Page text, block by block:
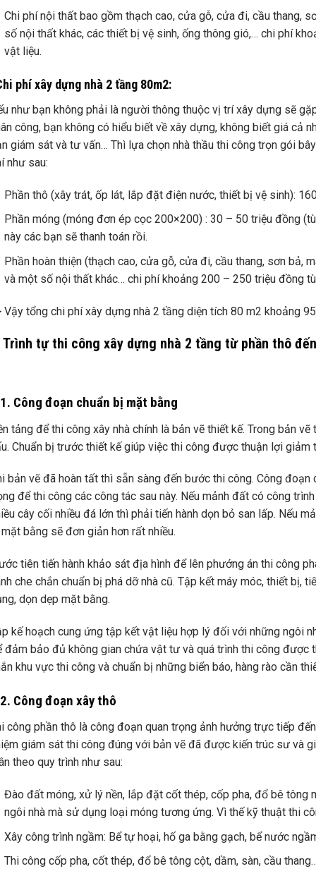
Chi phí nội thất bao gồm thạch cao, cửa gỗ, cửa đi, cầu thang,
số nội thất khác, các thiết bị vệ sinh, ống thông gió,… chi phí
vật liệu.
phí xây dựng nhà 2 tầng 80m2:
như bạn không phải là người thông thuộc vị trí xây dựng sẽ
công, bạn không có hiểu biết về xây dựng, không biết giá cả
giám sát và tư vấn… Thì lựa chọn nhà thầu thi công trọn gói
như sau:
Phần thô (xây trát, ốp lát, lắp đặt điện nước, thiết bị vệ sinh):
Phần móng (móng đơn ép cọc 200×200) : 30 – 50 triệu đồng
này các bạn sẽ thanh toán rồi.
Phần hoàn thiện (thạch cao, cửa gỗ, cửa đi, cầu thang, sơn bả,
và một số nội thất khác… chi phí khoảng 200 – 250 triệu đồng
Vậy tổng chi phí xây dựng nhà 2 tầng diện tích 80 m2 khoảng
Trình tự thi công xây dựng nhà 2 tầng từ phần thô
Công đoạn chuẩn bị mặt bằng
tảng để thi công xây nhà chính là bản vẽ thiết kế. Trong bản
Chuẩn bị trước thiết kế giúp việc thi công được thuận lợi
bản vẽ đã hoàn tất thì sẵn sàng đến bước thi công. Công
để thi công các công tác sau này. Nếu mảnh đất có công
cây cối nhiều đá lớn thì phải tiến hành dọn bỏ san lấp. Nếu
bằng sẽ đơn giản hơn rất nhiều.
tiên tiến hành khảo sát địa hình để lên phướng án thi công
che chắn chuẩn bị phá dỡ nhà cũ. Tập kết máy móc, thiết bị,
dọn dẹp mặt bằng.
kế hoạch cung ứng tập kết vật liệu hợp lý đối với những ngôi
đảm bảo đủ không gian chứa vật tư và quá trình thi công được
khu vực thi công và chuẩn bị những biển báo, hàng rào cần
Công đoạn xây thô
công phần thô là công đoạn quan trọng ảnh hưởng trực tiếp
giám sát thi công đúng với bản vẽ đã được kiến trúc sư và
theo quy trình như sau:
Đào đất móng, xử lý nền, lắp đặt cốt thép, cốp pha, đổ bê tông
ngôi nhà mà sử dụng loại móng tương ứng. Vì thế kỹ thuật thi
Xây công trình ngầm: Bể tự hoại, hố ga bằng gạch, bể nước
Thi công cốp pha, cốt thép, đổ bê tông cột, dầm, sàn, cầu